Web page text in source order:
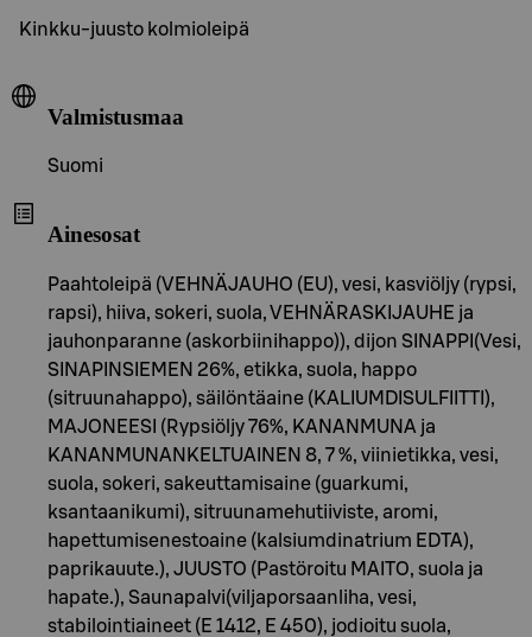
Kinkku-juusto kolmioleipä
Valmistusmaa
Suomi
Ainesosat
Paahtoleipä (VEHNÄJAUHO (EU), vesi, kasviöljy (rypsi,
rapsi), hiiva, sokeri, suola, VEHNÄRASKIJAUHE ja
jauhonparanne (askorbiinihappo)), dijon SINAPPI(Vesi,
SINAPINSIEMEN 26%, etikka, suola, happo
(sitruunahappo), säilöntäaine (KALIUMDISULFIITTI),
MAJONEESI (Rypsiöljy 76%, KANANMUNA ja
KANANMUNANKELTUAINEN 8, 7 %, viinietikka, vesi,
suola, sokeri, sakeuttamisaine (guarkumi,
ksantaanikumi), sitruunamehutiiviste, aromi,
hapettumisenestoaine (kalsiumdinatrium EDTA),
paprikauute.), JUUSTO (Pastöroitu MAITO, suola ja
hapate.), Saunapalvi(viljaporsaanliha, vesi,
stabilointiaineet (E 1412, E 450), jodioitu suola,